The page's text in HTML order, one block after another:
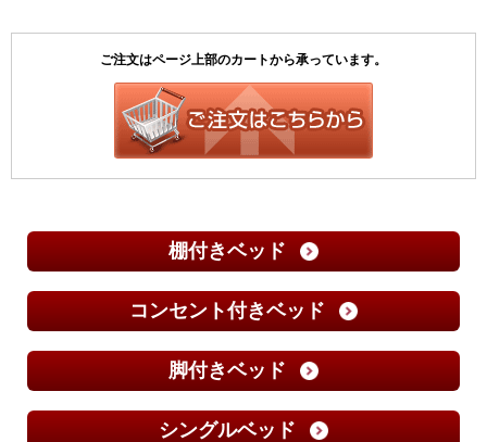
棚付きベッド
コンセント付きベッド
脚付きベッド
シングルベッド